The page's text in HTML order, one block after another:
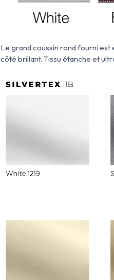
Le grand coussin rond fourni est
côté brillant. Tissu étanche et